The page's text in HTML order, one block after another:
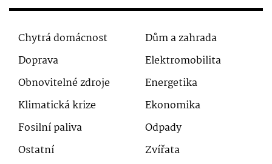
Chytrá domácnost
Dům a zahrada
Doprava
Elektromobilita
Obnovitelné zdroje
Energetika
Klimatická krize
Ekonomika
Fosilní paliva
Odpady
Ostatní
Zvířata